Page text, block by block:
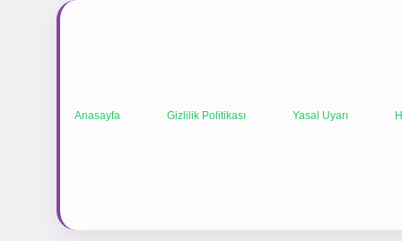
Anasayfa Gizlilik Politikası Yasal Uyarı